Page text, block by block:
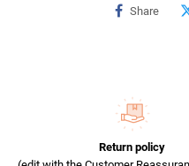
Share
Return policy